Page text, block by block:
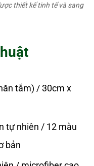
thiết kế tinh tế và sang
tắm) / 30cm x
tự nhiên / 12 màu
bản